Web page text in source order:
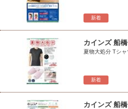
新着
新着
カインズ 船
夏物大処分 Tシ
カインズ 船